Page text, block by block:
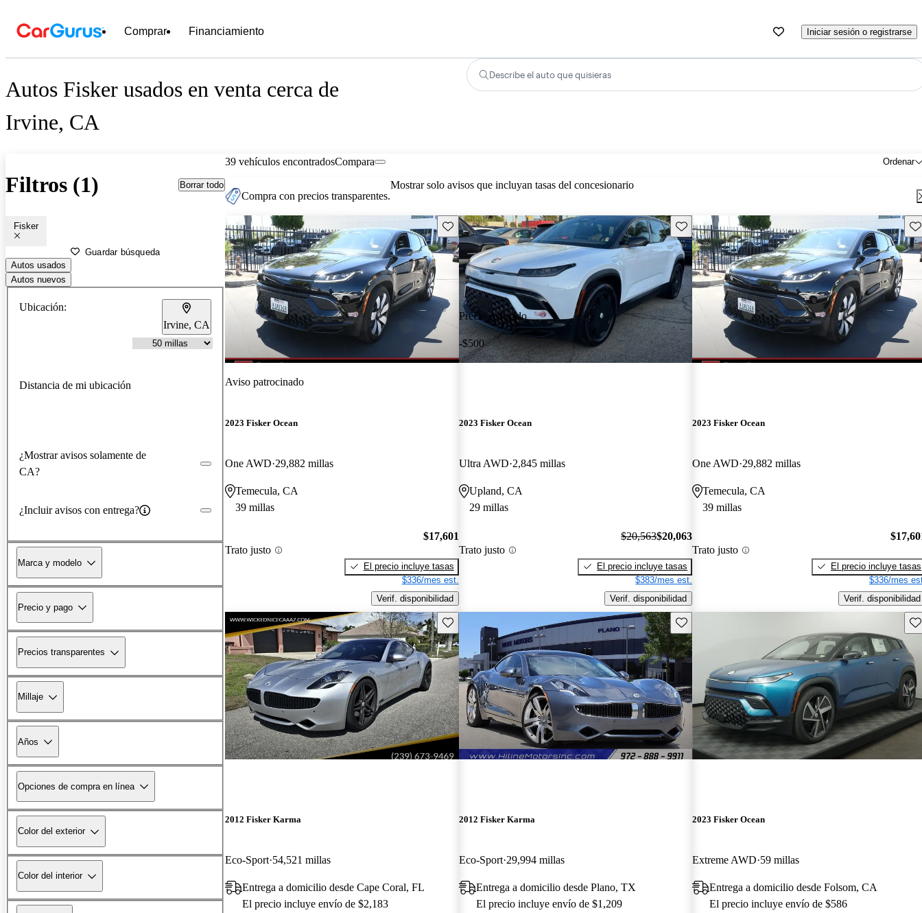
Comprar Financiamiento Iniciar sesión o registrarse
Autos Fisker usados en venta cerca de
Irvine, CA
Describe el auto que quisieras
Filtros (1) Borrar todo
Fisker
Guardar búsqueda
Autos usados
Autos nuevos
Ubicación:
Irvine, CA
Distancia de mi ubicación
¿Mostrar avisos solamente de
CA?
¿Incluir avisos con entrega?
Marca y modelo
Precio y pago
Precios transparentes
Millaje
Años
Opciones de compra en línea
Color del exterior
Color del interior
39 vehículos encontrados Ordenar
Compara
Compra con precios transparentes.
Mostrar solo avisos que incluyan tasas del concesionario
Guarda este Aviso
Aviso patrocinado
2023 Fisker Ocean
One AWD 29,882 millas
Temecula, CA
39 millas
Trato justo
$17,601
El precio incluye tasas
$336/mes est.
Verif. disponibilidad
Precio reducido
-$500
Guarda este Aviso
2023 Fisker Ocean
Ultra AWD 2,845 millas
Upland, CA
29 millas
Trato justo
$20,563$20,063
El precio incluye tasas
$383/mes est.
Verif. disponibilidad
2023 Fisker Ocean
One AWD 29,882 millas
Temecula, CA
39 millas
Trato justo
El precio incluye tasas
$336/mes
Verif. disponibilidad
Guarda este Aviso
2012 Fisker Karma
Eco-Sport 54,521 millas
Entrega a domicilio desde Cape Coral, FL
El precio incluye envío de $2,183
Guarda este Aviso
2012 Fisker Karma
Eco-Sport 29,994 millas
Entrega a domicilio desde Plano, TX
El precio incluye envío de $1,209
2023 Fisker Ocean
Extreme AWD 59 millas
Entrega a domicilio desde Folsom, CA
El precio incluye envío de $586